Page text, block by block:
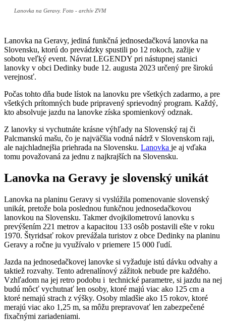
Lanovka na Geravy. Foto - archív ZVM
Lanovka na Geravy, jediná funkčná jednosedačková lanovka na
Slovensku, ktorú do prevádzky spustili po 12 rokoch, zažije v
sobotu veľký event. Návrat LEGENDY pri nástupnej stanici
lanovky v obci Dedinky bude 12. augusta 2023 určený pre širokú
verejnosť.
Počas tohto dňa bude lístok na lanovku pre všetkých zadarmo, a pre
všetkých prítomných bude pripravený sprievodný program. Každý,
kto absolvuje jazdu na lanovke získa spomienkový odznak.
Z lanovky si vychutnáte krásne výhľady na Slovenský raj či
Palcmanskú mašu, čo je najväčšia vodná nádrž v Slovenskom raji,
ale najchladnejšia priehrada na Slovensku. Lanovka je aj vďaka
tomu považovaná za jednu z najkrajších na Slovensku.
Lanovka na Geravy je slovenský unikát
Lanovka na planinu Geravy si vyslúžila pomenovanie slovenský
unikát, pretože bola poslednou funkčnou jednosedačkovou
lanovkou na Slovensku. Takmer dvojkilometrovú lanovku s
prevýšením 221 metrov a kapacitou 133 osôb postavili ešte v roku
1970. Štyridsať rokov prevážala turistov z obce Dedinky na planinu
Geravy a ročne ju využívalo v priemere 15 000 ľudí.
Jazda na jednosedačkovej lanovke si vyžaduje istú dávku odvahy a
taktiež rozvahy. Tento adrenalínový zážitok nebude pre každého.
Vzhľadom na jej retro podobu i technické parametre, si jazdu na nej
budú môcť vychutnať len osoby, ktoré majú viac ako 125 cm a
ktoré nemajú strach z výšky. Osoby mladšie ako 15 rokov, ktoré
merajú viac ako 1,25 m, sa môžu prepravovať len zabezpečené
fixačnými zariadeniami.